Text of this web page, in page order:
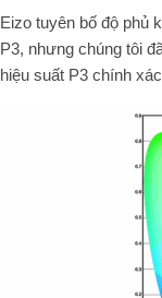
Eizo tuyên bố độ phủ
P3, nhưng chúng tôi
hiệu suất P3 chính